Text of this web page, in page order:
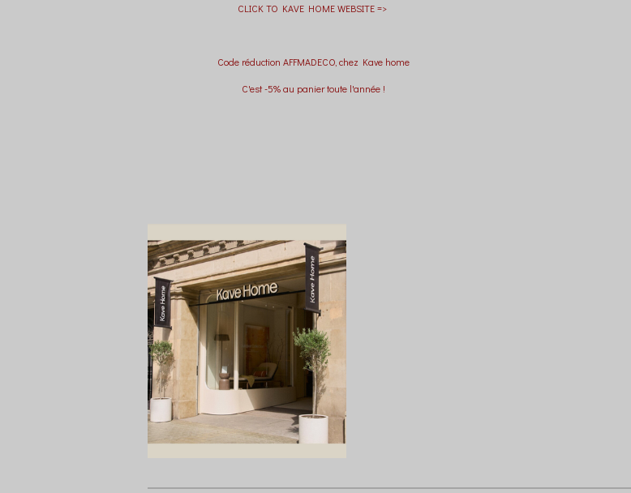
CLICK TO KAVE HOME WEBSITE =>
Code réduction AFFMADECO, chez Kave home
C'est -5% au panier toute l'année !